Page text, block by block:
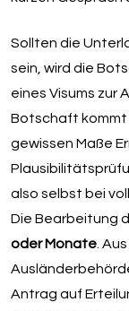
Sollten die
sein, wird die
eines Visums zur
Botschaft kommt
gewissen Maße
also selbst bei
Die Bearbeitung
oder Monate.
Antrag auf